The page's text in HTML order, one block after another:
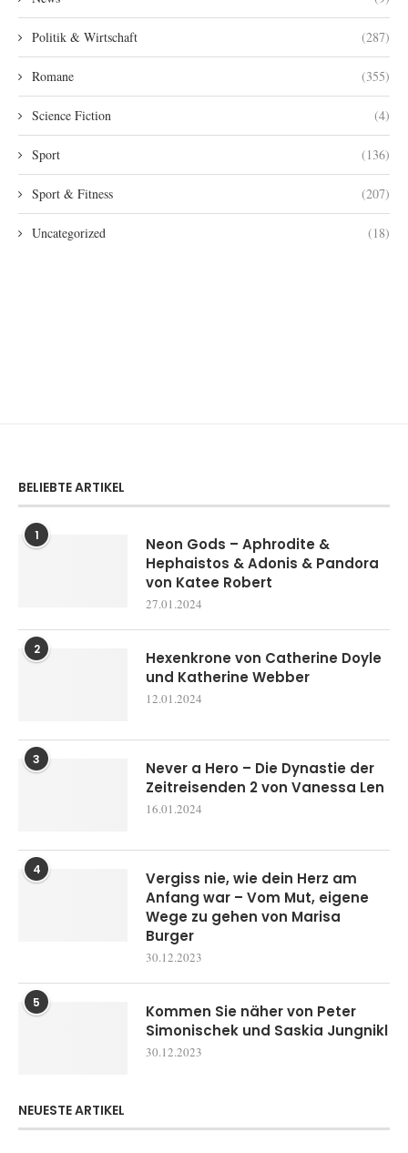
Politik & Wirtschaft (287)
Romane (355)
Science Fiction (4)
Sport (136)
Sport & Fitness (207)
Uncategorized (18)
BELIEBTE ARTIKEL
1
Neon Gods – Aphrodite &
Hephaistos & Adonis & Pandora
von Katee Robert
27.01.2024
2
Hexenkrone von Catherine Doyle
und Katherine Webber
12.01.2024
3
Never a Hero – Die Dynastie der
Zeitreisenden 2 von Vanessa Len
16.01.2024
4
Vergiss nie, wie dein Herz am
Anfang war – Vom Mut, eigene
Wege zu gehen von Marisa
Burger
30.12.2023
5
Kommen Sie näher von Peter
Simonischek und Saskia Jungnikl
30.12.2023
NEUESTE ARTIKEL